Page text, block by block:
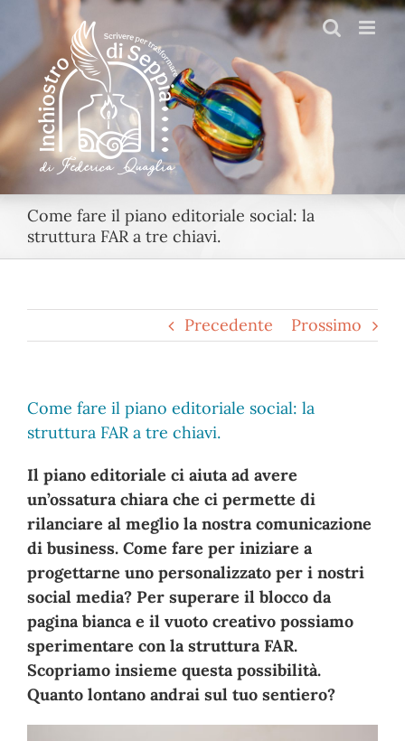
contenuto
Come fare il piano editoriale social: la
struttura FAR a tre chiavi.
Precedente Prossimo
Come fare il piano editoriale social: la
struttura FAR a tre chiavi.
Il piano editoriale ci aiuta ad avere
un’ossatura chiara che ci permette di
rilanciare al meglio la nostra comunicazione
di business. Come fare per iniziare a
progettarne uno personalizzato per i nostri
social media? Per superare il blocco da
pagina bianca e il vuoto creativo possiamo
sperimentare con la struttura FAR.
Scopriamo insieme questa possibilità.
Quanto lontano andrai sul tuo sentiero?